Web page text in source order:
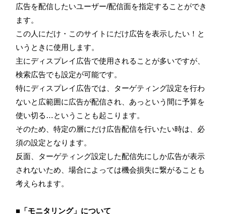
広告を配信したいユーザー/配信面を指定することができ
ます。
この人にだけ・このサイトにだけ広告を表示したい！と
いうときに使用します。
主にディスプレイ広告で使用されることが多いですが、
検索広告でも設定が可能です。
特にディスプレイ広告では、ターゲティング設定を行わ
ないと広範囲に広告が配信され、あっという間に予算を
使い切る…ということも起こります。
そのため、特定の層にだけ広告配信を行いたい時は、必
須の設定となります。
反面、ターゲティング設定した配信先にしか広告が表示
されないため、場合によっては機会損失に繋がることも
考えられます。
■「モニタリング」 について